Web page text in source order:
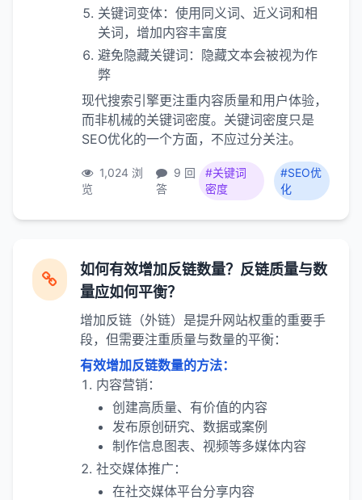
关键词变体：使用同义词、近义词和相
关词，增加内容丰富度
避免隐藏关键词：隐藏文本会被视为作
弊
现代搜索引擎更注重内容质量和用户体验，
而非机械的关键词密度。关键词密度只是
SEO优化的一个方面，不应过分关注。
1,024 浏
览
9 回
答
#关键词
密度
#SEO优
化
如何有效增加反链数量？反链质量与数
量应如何平衡？
增加反链（外链）是提升网站权重的重要手
段，但需要注重质量与数量的平衡：
有效增加反链数量的方法：
内容营销：
创建高质量、有价值的内容
发布原创研究、数据或案例
制作信息图表、视频等多媒体内容
社交媒体推广：
在社交媒体平台分享内容